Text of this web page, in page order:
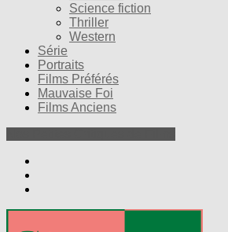
Science fiction
Thriller
Western
Série
Portraits
Films Préférés
Mauvaise Foi
Films Anciens